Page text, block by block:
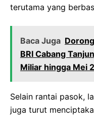
terutama yang
Baca Juga
BRI Cabang
Miliar hingga Mei
Selain rantai pasok,
juga turut